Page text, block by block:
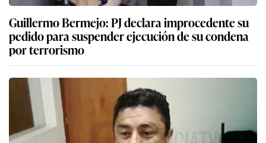
Guillermo Bermejo: PJ declara improcedente su
pedido para suspender ejecución de su condena
por terrorismo